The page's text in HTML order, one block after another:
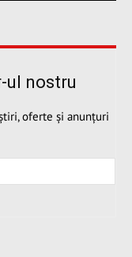
ul nostru
oferte și anunțuri